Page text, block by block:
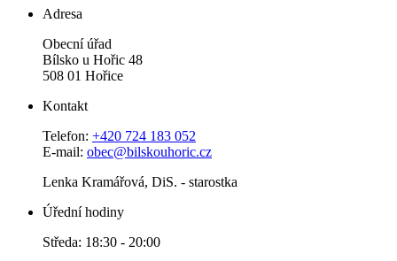
Adresa
Obecní úřad
Bílsko u Hořic 48
508 01 Hořice
Kontakt
Telefon: +420 724 183 052
E-mail: obec@bilskouhoric.cz
Lenka Kramářová, DiS. - starostka
Úřední hodiny
Středa: 18:30 - 20:00